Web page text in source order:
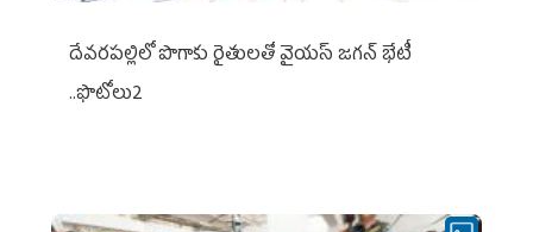
దేవరపల్లిలో పొగాకు రైతులతో వైయస్ జగన్ భేటీ
..ఫొటోలు2